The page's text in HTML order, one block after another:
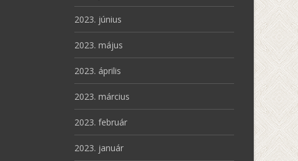
2023. június
2023. május
2023. április
2023. március
2023. február
2023. január